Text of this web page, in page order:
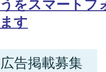
をスマートフ
す
告掲載募集